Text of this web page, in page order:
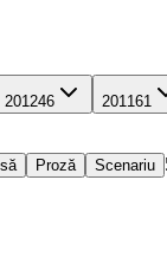
201246 2011 61
Proză Scenariu